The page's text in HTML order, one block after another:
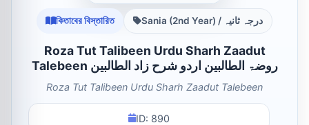
কিতাবের বিস্তারিত Sania (2nd Year) / درجہ ثانیہ
Roza Tut Talibeen Urdu Sharh Zaadut
Talebeen روضۃ الطالبین اردو شرح زاد الطالبین
Roza Tut Talibeen Urdu Sharh Zaadut Talebeen
ID: 890